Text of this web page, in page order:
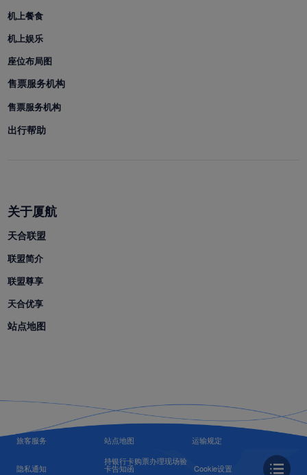
机上餐食
机上娱乐
座位布局图
售票服务机构
售票服务机构
出行帮助
关于厦航
天合联盟
联盟简介
联盟尊享
天合优享
站点地图
旅客服务 站点地图 运输规定
隐私通知
持银行卡购票办理现场验
卡告知函 Cookie设置